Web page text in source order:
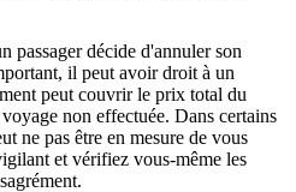
passager décide d'annuler son
il peut avoir droit à un
peut couvrir le prix total du
non effectuée. Dans certains
ne pas être en mesure de vous
et vérifiez vous-même les